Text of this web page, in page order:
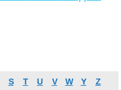
S T U V W Y Z